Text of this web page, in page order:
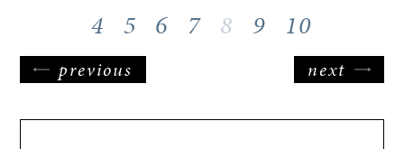
previous
4 5 6 7 8 9 10
next